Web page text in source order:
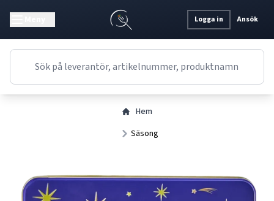
Logga in Ansök
Hem
Säsong